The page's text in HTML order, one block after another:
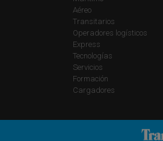
Aéreo
Transitarios
Operadores logísticos
Express
Tecnologías
Servicios
Formación
Cargadores